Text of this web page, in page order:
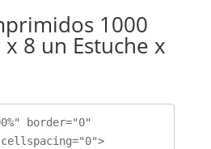
1000
8 un Estuche x
border="0"